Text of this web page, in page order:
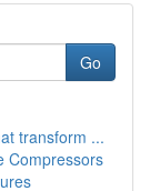
Go
transform ...
Compressors